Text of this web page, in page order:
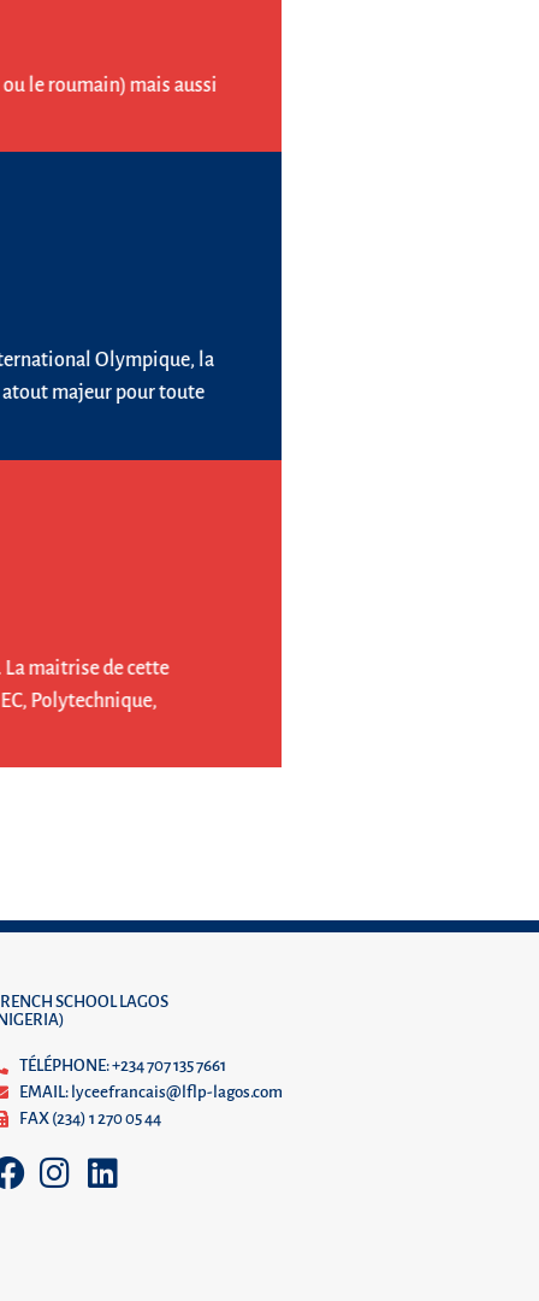
le roumain) mais aussi
Olympique, la
atout majeur pour toute
La maitrise de cette
Polytechnique,
SCHOOL LAGOS
TÉLÉPHONE: +234 707 135 7661
EMAIL: lyceefrancais@lflp-lagos.com
FAX (234) 1 270 05 44